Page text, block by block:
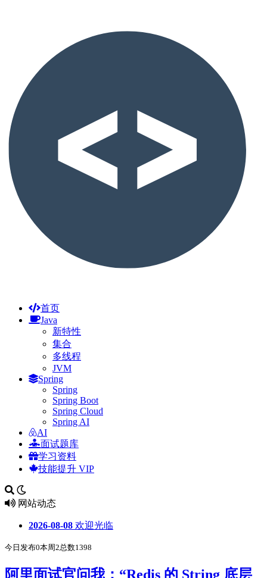
首页
Java
新特性
集合
多线程
JVM
Spring
Spring
Spring Boot
Spring Cloud
Spring AI
AI
面试题库
学习资料
技能提升 VIP
网站动态
2026-08-08 欢迎光临
今日发布0本周2总数1398
阿里面试官问我：“Redis 的 String 底层